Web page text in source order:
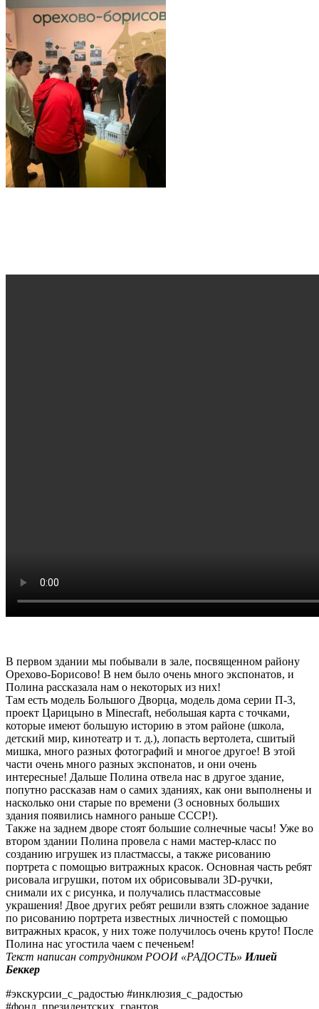
В первом здании мы побывали в зале, посвященном району
Орехово-Борисово! В нем было очень много экспонатов, и
Полина рассказала нам о некоторых из них!
Там есть модель Большого Дворца, модель дома серии П-3,
проект Царицыно в Minecraft, небольшая карта с точками,
которые имеют большую историю в этом районе (школа,
детский мир, кинотеатр и т. д.), лопасть вертолета, сшитый
мишка, много разных фотографий и многое другое! В этой
части очень много разных экспонатов, и они очень
интересные! Дальше Полина отвела нас в другое здание,
попутно рассказав нам о самих зданиях, как они выполнены и
насколько они старые по времени (3 основных больших
здания появились намного раньше СССР!).
Также на заднем дворе стоят большие солнечные часы! Уже во
втором здании Полина провела с нами мастер-класс по
созданию игрушек из пластмассы, а также рисованию
портрета с помощью витражных красок. Основная часть ребят
рисовала игрушки, потом их обрисовывали 3D-ручки,
снимали их с рисунка, и получались пластмассовые
украшения! Двое других ребят решили взять сложное задание
по рисованию портрета известных личностей с помощью
витражных красок, у них тоже получилось очень круто! После
Полина нас угостила чаем с печеньем!
Текст написан сотрудником РООИ «РАДОСТЬ» Илией
Беккер
#экскурсии_с_радостью #инклюзия_с_радостью
#фонд_президентских_грантов